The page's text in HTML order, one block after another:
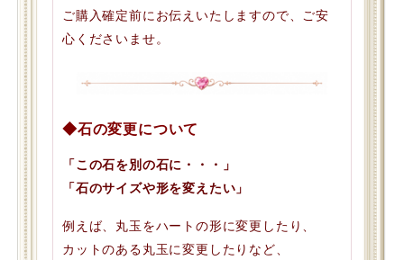
ご購入確定前にお伝えいたしますので、ご安
心くださいませ。
◆石の変更について
「この石を別の石に・・・」
「石のサイズや形を変えたい」
例えば、丸玉をハートの形に変更したり、
カットのある丸玉に変更したりなど、